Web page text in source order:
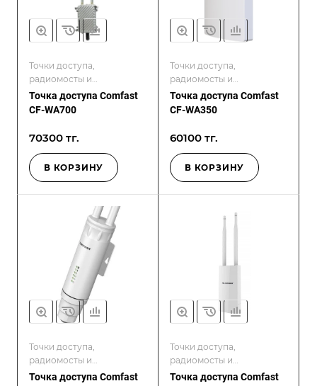
Точки доступа,
радиомосты и
контроллеры
Точка доступа Comfast
CF-WA700
70300 тг.
В КОРЗИНУ
Точки доступа,
радиомосты и
контроллеры
Точка доступа Comfast
CF-WA350
60100 тг.
В КОРЗИНУ
Точки доступа,
радиомосты и
контроллеры
Точка доступа Comfast
Точки доступа,
радиомосты и
контроллеры
Точка доступа Comfast